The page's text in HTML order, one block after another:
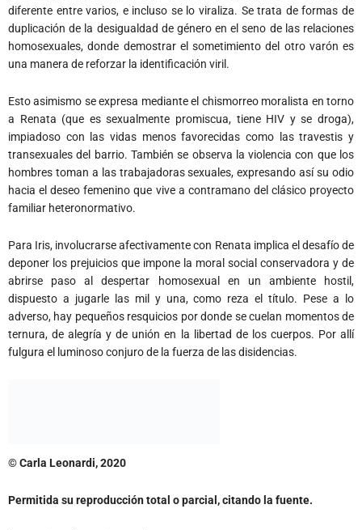
diferente entre varios, e incluso se lo viraliza. Se trata de formas de
duplicación de la desigualdad de género en el seno de las relaciones
homosexuales, donde demostrar el sometimiento del otro varón es
una manera de reforzar la identificación viril.
Esto asimismo se expresa mediante el chismorreo moralista en torno
a Renata (que es sexualmente promiscua, tiene HIV y se droga),
impiadoso con las vidas menos favorecidas como las travestis y
transexuales del barrio. También se observa la violencia con que los
hombres toman a las trabajadoras sexuales, expresando así su odio
hacia el deseo femenino que vive a contramano del clásico proyecto
familiar heteronormativo.
Para Iris, involucrarse afectivamente con Renata implica el desafío de
deponer los prejuicios que impone la moral social conservadora y de
abrirse paso al despertar homosexual en un ambiente hostil,
dispuesto a jugarle las mil y una, como reza el título. Pese a lo
adverso, hay pequeños resquicios por donde se cuelan momentos de
ternura, de alegría y de unión en la libertad de los cuerpos. Por allí
fulgura el luminoso conjuro de la fuerza de las disidencias.
© Carla Leonardi, 2020
Permitida su reproducción total o parcial, citando la fuente.